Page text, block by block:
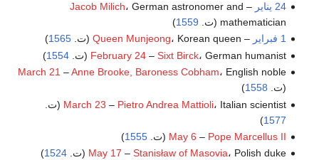
24 يناير
–
Jacob Milich، German astronomer and
mathematician (ت.
1559
)
1 فبراير
–
Queen Munjeong، Korean queen (ت. 1565
)
February 24– Sixt Birck، German humanist (ت. 1554
)
March 21 –Anne Brooke, Baroness Cobham، English noble
(ت. 1558
)
March 23 – Pietro Andrea Mattioli، Italian scientist (ت.
1577
)
May 6 – Pope Marcellus II (ت.1555
)
May 17 – Stanisław of Masovia، Polish duke (ت. 1524
)